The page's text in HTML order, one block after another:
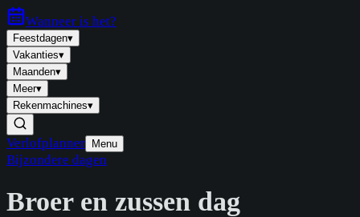
Wanneer is het?
Feestdagen▾
Vakanties▾
Maanden▾
Meer▾
Rekenmachines▾
Verlofplanner Menu
Bijzondere dagen
Broer en zussen dag